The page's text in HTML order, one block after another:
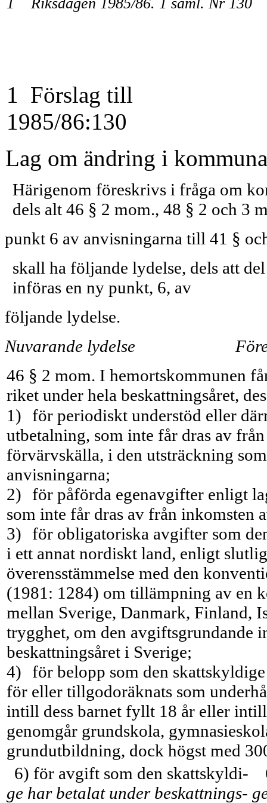
1 Förslag till
1985/86:130
Lag om ändring i
Härigenom föreskrivs i fråga om
dels alt 46 § 2 mom., 48 § 2 och 3
punkt 6 av anvisningarna till 41 §
skall ha följande lydelse, dels att
införas en ny punkt, 6, av
följande lydelse.
Nuvarande lydelse
46 § 2 mom. I hemortskommunen
riket under hela beskattningsåret,
1)
för periodiskt understöd eller
utbetalning, som inte får dras av
förvärvskälla, i den ut­sträckning
anvisningarna;
2)
för påförda egenavgifter enligt
som inte får dras av från inkomsten
3)
för obligatoriska avgifter som
i ett annat nordiskt land, enligt
överensstämmelse med den
(1981: 1284) om tillämpning av en
mellan Sverige, Danmark, Finland,
trygghet, om den avgiftsgrundande
beskattningsåret i Sveri­ge;
4)
för belopp som den
för eller tillgodoräknats som
intill dess barnet fyllt 18 år eller
genomgår grundskola,
grundutbildning, dock högst med
6) för avgift som den skattskyldi-
ge har betalat under beskattnings-